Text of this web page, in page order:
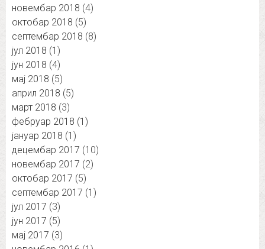
новембар 2018 (4)
октобар 2018 (5)
септембар 2018 (8)
јул 2018 (1)
јун 2018 (4)
мај 2018 (5)
април 2018 (5)
март 2018 (3)
фебруар 2018 (1)
јануар 2018 (1)
децембар 2017 (10)
новембар 2017 (2)
октобар 2017 (5)
септембар 2017 (1)
јул 2017 (3)
јун 2017 (5)
мај 2017 (3)